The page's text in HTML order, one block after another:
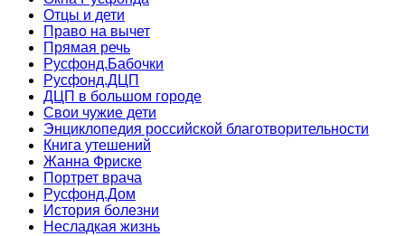
Отцы и дети
Право на вычет
Прямая речь
Русфонд.Бабочки
Русфонд.ДЦП
ДЦП в большом городе
Свои чужие дети
Энциклопедия российской благотворительности
Книга утешений
Жанна Фриске
Портрет врача
Русфонд.Дом
История болезни
Несладкая жизнь